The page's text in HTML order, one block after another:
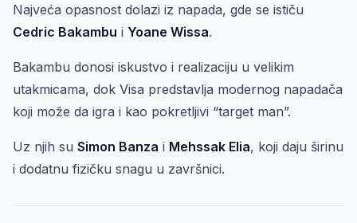
Najveća opasnost dolazi iz napada, gde se ističu
Cedric Bakambu i Yoane Wissa.
Bakambu donosi iskustvo i realizaciju u velikim
utakmicama, dok Visa predstavlja modernog napadača
koji može da igra i kao pokretljivi “target man”.
Uz njih su Simon Banza i Mehssak Elia, koji daju širinu
i dodatnu fizičku snagu u završnici.